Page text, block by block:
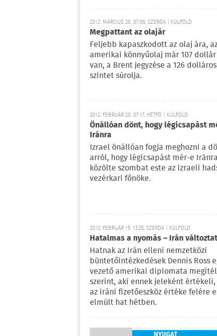
2012. MÁRCIUS 28. 07:05, SZERDA | KÜLFÖLD
Megpattant az olajár
Feljebb kapaszkodott az olaj ára,
amerikai könnyűolaj már 107
van, a Brent jegyzése a 126 dolláros
szintet súrolja.
2012. FEBRUÁR 20. 07:17, HÉTFŐ | KÜLFÖLD
Önállóan dönt, hogy légicsapást
Iránra
Izrael önállóan fogja meghozni a
arról, hogy légicsapást mér-e
közölte szombat este az izraeli
vezérkari főnöke.
2012. FEBRUÁR 15. 13:25, SZERDA | KÜLFÖLD
Hatalmas a nyomás – Irán
Hatnak az Irán elleni nemzetközi
büntetőintézkedések Dennis Ross
vezető amerikai diplomata
szerint, aki ennek jeleként értékeli,
az iráni fizetőeszköz értéke felére
elmúlt hat hétben.